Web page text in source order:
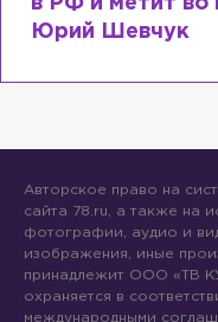
в РФ и метит во
Юрий Шевчук
Авторское право на
сайта 78.ru, а также на
фотографии, аудио и
изображения, иные
принадлежит ООО «ТВ
охраняется в
международными